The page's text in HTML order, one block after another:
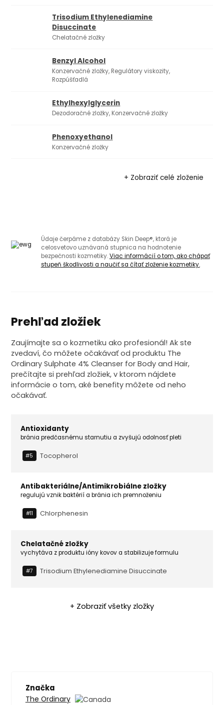
Trisodium Ethylenediamine
Disuccinate
Chelatačné zložky
Benzyl Alcohol
Konzervačné zložky, Regulátory viskozity,
Rozpúšťadlá
Ethylhexylglycerin
Dezodoračné zložky, Konzervačné zložky
Phenoxyethanol
Konzervačné zložky
+ Zobraziť celé zloženie
Údaje čerpáme z databázy Skin Deep®, ktorá je
celosvetovo uznávaná stupnica na hodnotenie
bezpečnosti kozmetiky.Viac informácií o tom, ako chápať
stupeň škodlivosti a naučiť sa čítať zloženie kozmetiky.
Prehľad zložiek
Zaujímajte sa o kozmetiku ako profesionál! Ak ste
zvedaví, čo môžete očakávať od produktu The
Ordinary Sulphate 4% Cleanser for Body and Hair,
prečítajte si prehľad zložiek, v ktorom nájdete
informácie o tom, aké benefity môžete od neho
očakávať.
Antioxidanty
bránia predčasnému starnutiu a zvyšujú odolnosť pleti
#5 Tocopherol
Antibakteriálne/Antimikrobiálne zložky
regulujú vznik baktérií a bránia ich premnoženiu
#11 Chlorphenesin
Chelatačné zložky
vychytáva z produktu ióny kovov a stabilizuje formulu
#7 Trisodium Ethylenediamine Disuccinate
+ Zobraziť všetky zložky
Značka
The Ordinary